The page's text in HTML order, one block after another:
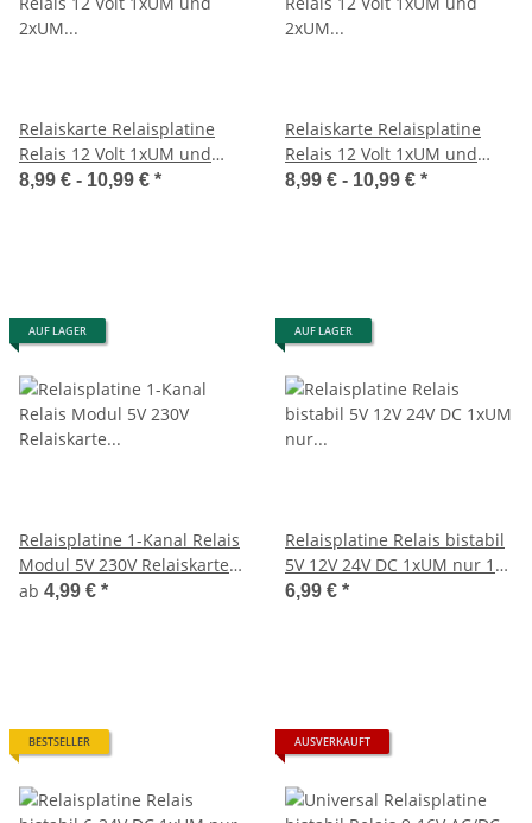
Relaiskarte Relaisplatine
Relais 12 Volt 1xUM und
2xUM bis 10A Fertig Modul
8,99 € - 10,99 € *
Relaiskarte Relaisplatine
Relais 12 Volt 1xUM und
2xUM bis 7A klein mini
8,99 € - 10,99 € *
AUF LAGER
Relaisplatine 1-Kanal Relais
Modul 5V 230V Relaiskarte
für Arduino Raspberry Pi
ab 4,99 € *
AUF LAGER
Relaisplatine Relais bistabil
5V 12V 24V DC 1xUM nur 1-
Taster Relaismodul Relay
6,99 € *
BESTSELLER AUSVERKAUFT